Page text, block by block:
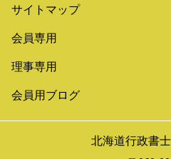
サイトマップ
会員専用
理事専用
会員用ブログ
北海道行政書